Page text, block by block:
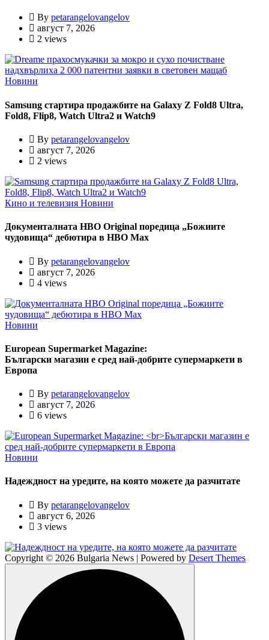
By petarangelovangelov
август 7, 2026
2 views
Новини
Samsung стартира продажбите на Galaxy Z Fold8 Ultra,
Fold8, Flip8, Watch Ultra2 и Watch9
By petarangelovangelov
август 7, 2026
2 views
Кино и телевизия Новини
Документалната HBO Original поредица „Божиите
чудовища“ дебютира в HBO Max
By petarangelovangelov
август 7, 2026
4 views
Новини
European Supermarket Magazine:
Български магазин е сред най-добрите супермаркети в
Европа
By petarangelovangelov
август 7, 2026
6 views
Новини
Надеждност на уредите, на която можете да разчитате
By petarangelovangelov
август 6, 2026
3 views
Copyright © 2026 Bulgaria News | Powered by Desert Themes